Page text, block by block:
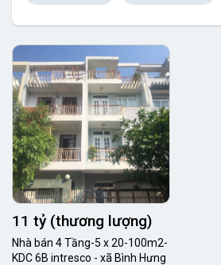
11 tỷ (thương lượng)
Nhà bán 4 Tầng-5 x 20-100m2-
KDC 6B intresco - xã Bình Hưng